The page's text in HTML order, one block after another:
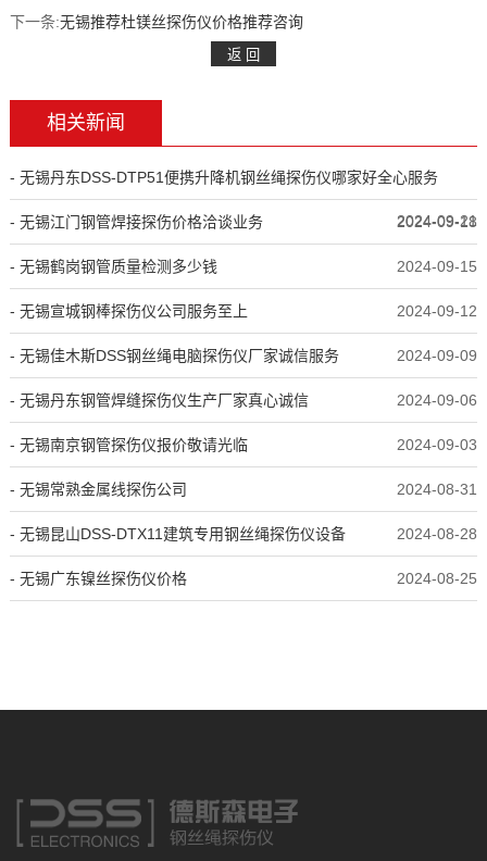
下一条:无锡推荐杜镁丝探伤仪价格推荐咨询
相关新闻
- 无锡丹东DSS-DTP51便携升降机钢丝绳探伤仪哪家好全心服务
2024-09-21
- 无锡江门钢管焊接探伤价格洽谈业务 2024-09-18
- 无锡鹤岗钢管质量检测多少钱 2024-09-15
- 无锡宣城钢棒探伤仪公司服务至上 2024-09-12
- 无锡佳木斯DSS钢丝绳电脑探伤仪厂家诚信服务 2024-09-09
- 无锡丹东钢管焊缝探伤仪生产厂家真心诚信 2024-09-06
- 无锡南京钢管探伤仪报价敬请光临 2024-09-03
- 无锡常熟金属线探伤公司 2024-08-31
- 无锡昆山DSS-DTX11建筑专用钢丝绳探伤仪设备 2024-08-28
- 无锡广东镍丝探伤仪价格 2024-08-25